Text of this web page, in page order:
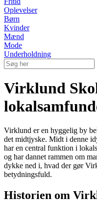
Oplevelser
Børn
Kvinder
Mænd
Mode
Underholdning
Virklund
Virklund er en hyggelig by
det midtjyske. Midt i denne
har en central funktion i
og har dannet rammen om
dykke ned i, hvad der gør
betydningsfuld.
Historien om